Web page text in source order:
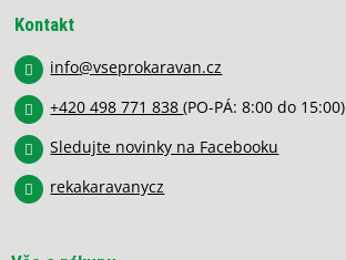
v
y
Kontakt
info@vseprokaravan.cz
+420 498 771 838(PO-PÁ: 8:00 do 15:00)
Sledujte novinky na Facebooku
rekakaravanycz